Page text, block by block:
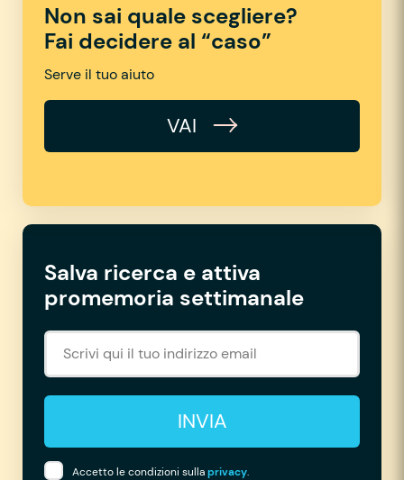
Non sai quale scegliere?
Fai decidere al “caso”
Serve il tuo aiuto
VAI
Salva ricerca e attiva
promemoria settimanale
INVIA
Accetto le condizioni sullaprivacy.